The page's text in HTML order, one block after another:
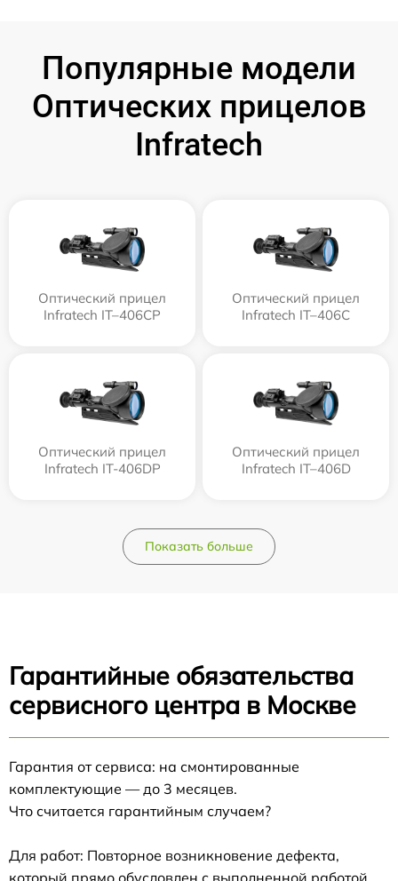
Популярные модели
Оптических прицелов
Infratech
Оптический прицел
Infratech IT–406СP
Оптический прицел
Infratech IT–406С
Оптический прицел
Infratech IT-406DP
Оптический прицел
Infratech IT–406D
Показать больше
Гарантийные обязательства
сервисного центра в Москве
Гарантия от сервиса: на смонтированные
комплектующие — до 3 месяцев.
Что считается гарантийным случаем?
Для работ: Повторное возникновение дефекта,